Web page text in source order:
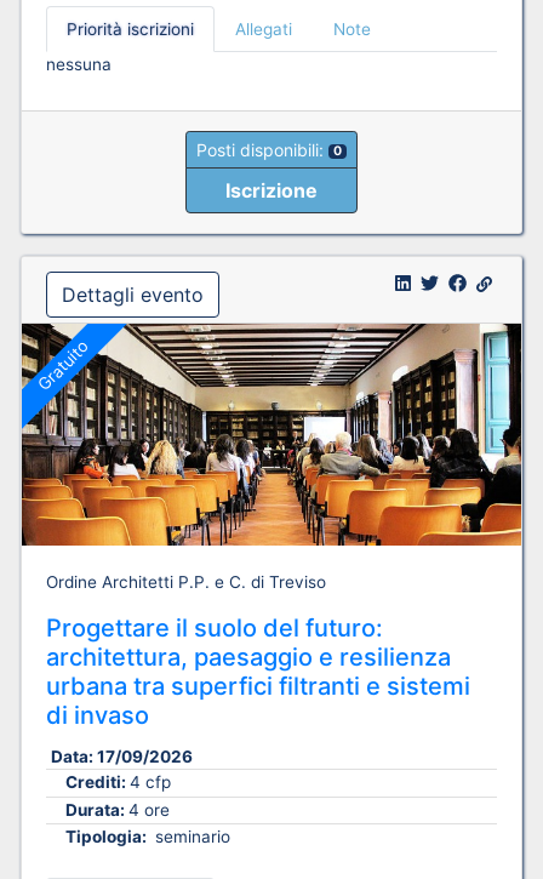
Priorità iscrizioni Allegati
Note
nessuna
Posti disponibili: 0
Iscrizione
Dettagli evento
Gratuito
Ordine Architetti P.P. e C. di Treviso
Progettare il suolo del futuro:
architettura, paesaggio e resilienza
urbana tra superfici filtranti e sistemi
di invaso
Data: 17/09/2026
Crediti: 4 cfp
Durata: 4 ore
Tipologia: seminario